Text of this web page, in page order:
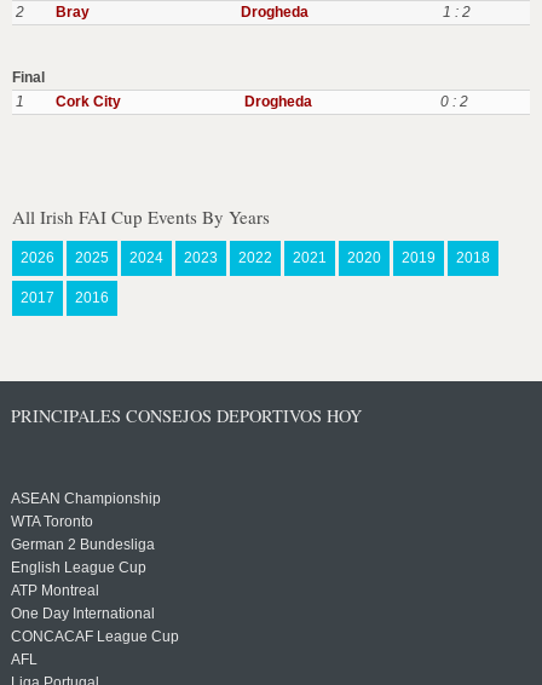
2
Bray Drogheda 1 : 2
Final
1
Cork City Drogheda 0 : 2
All Irish FAI Cup Events By Years
2026 2025 2024 2023 2022 2021 2020 2019 2018
2017 2016
PRINCIPALES CONSEJOS DEPORTIVOS HOY
ASEAN Championship
WTA Toronto
German 2 Bundesliga
English League Cup
ATP Montreal
One Day International
CONCACAF League Cup
AFL